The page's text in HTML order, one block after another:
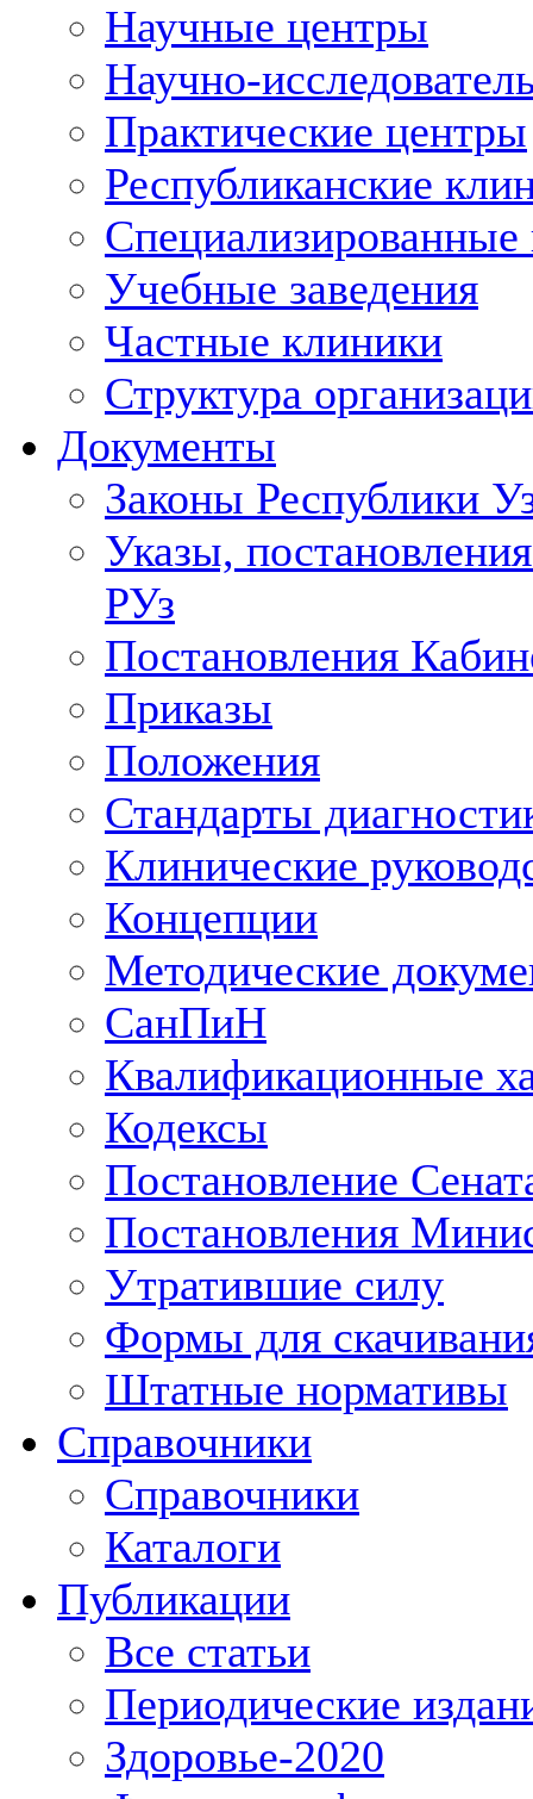
Научные центры
Научно-
Практические центры
Республиканские
Учебные заведения
Частные клиники
Структура
Документы
Законы Республики
Указы,
РУз
Постановления
Приказы
Положения
Стандарты
Клинические
Концепции
Методические
СанПиН
Квалификационные
Кодексы
Постановление
Постановления
Утратившие силу
Формы для
Штатные нормативы
Справочники
Справочники
Каталоги
Публикации
Все статьи
Периодические
Здоровье-2020